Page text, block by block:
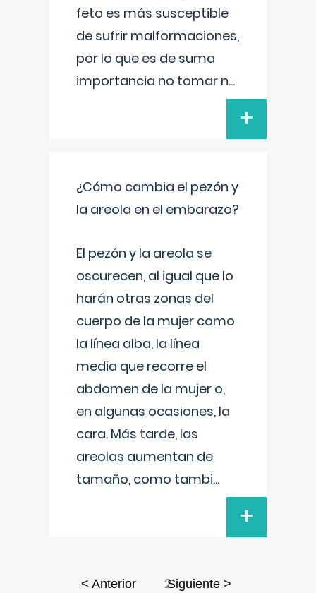
feto es más susceptible
de sufrir malformaciones,
por lo que es de suma
importancia no tomar n...
+
¿Cómo cambia el pezón y
la areola en el embarazo?
El pezón y la areola se
oscurecen, al igual que lo
harán otras zonas del
cuerpo de la mujer como
la línea alba, la línea
media que recorre el
abdomen de la mujer o,
en algunas ocasiones, la
cara. Más tarde, las
areolas aumentan de
tamaño, como tambi...
+
< Anterior 2Siguiente >